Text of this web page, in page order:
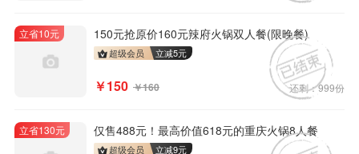
立省10元 150元抢原价160元辣府火锅双人餐(限晚餐)
超级会员 立减5元
￥150 ￥160 还剩：999份
立省130元 仅售488元！最高价值618元的重庆火锅8人餐
超级会员 立减9元